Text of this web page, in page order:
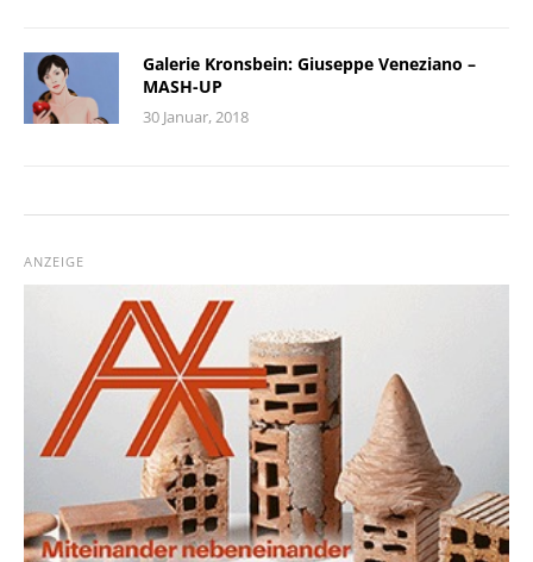
Galerie Kronsbein: Giuseppe Veneziano –
MASH-UP
30 Januar, 2018
ANZEIGE